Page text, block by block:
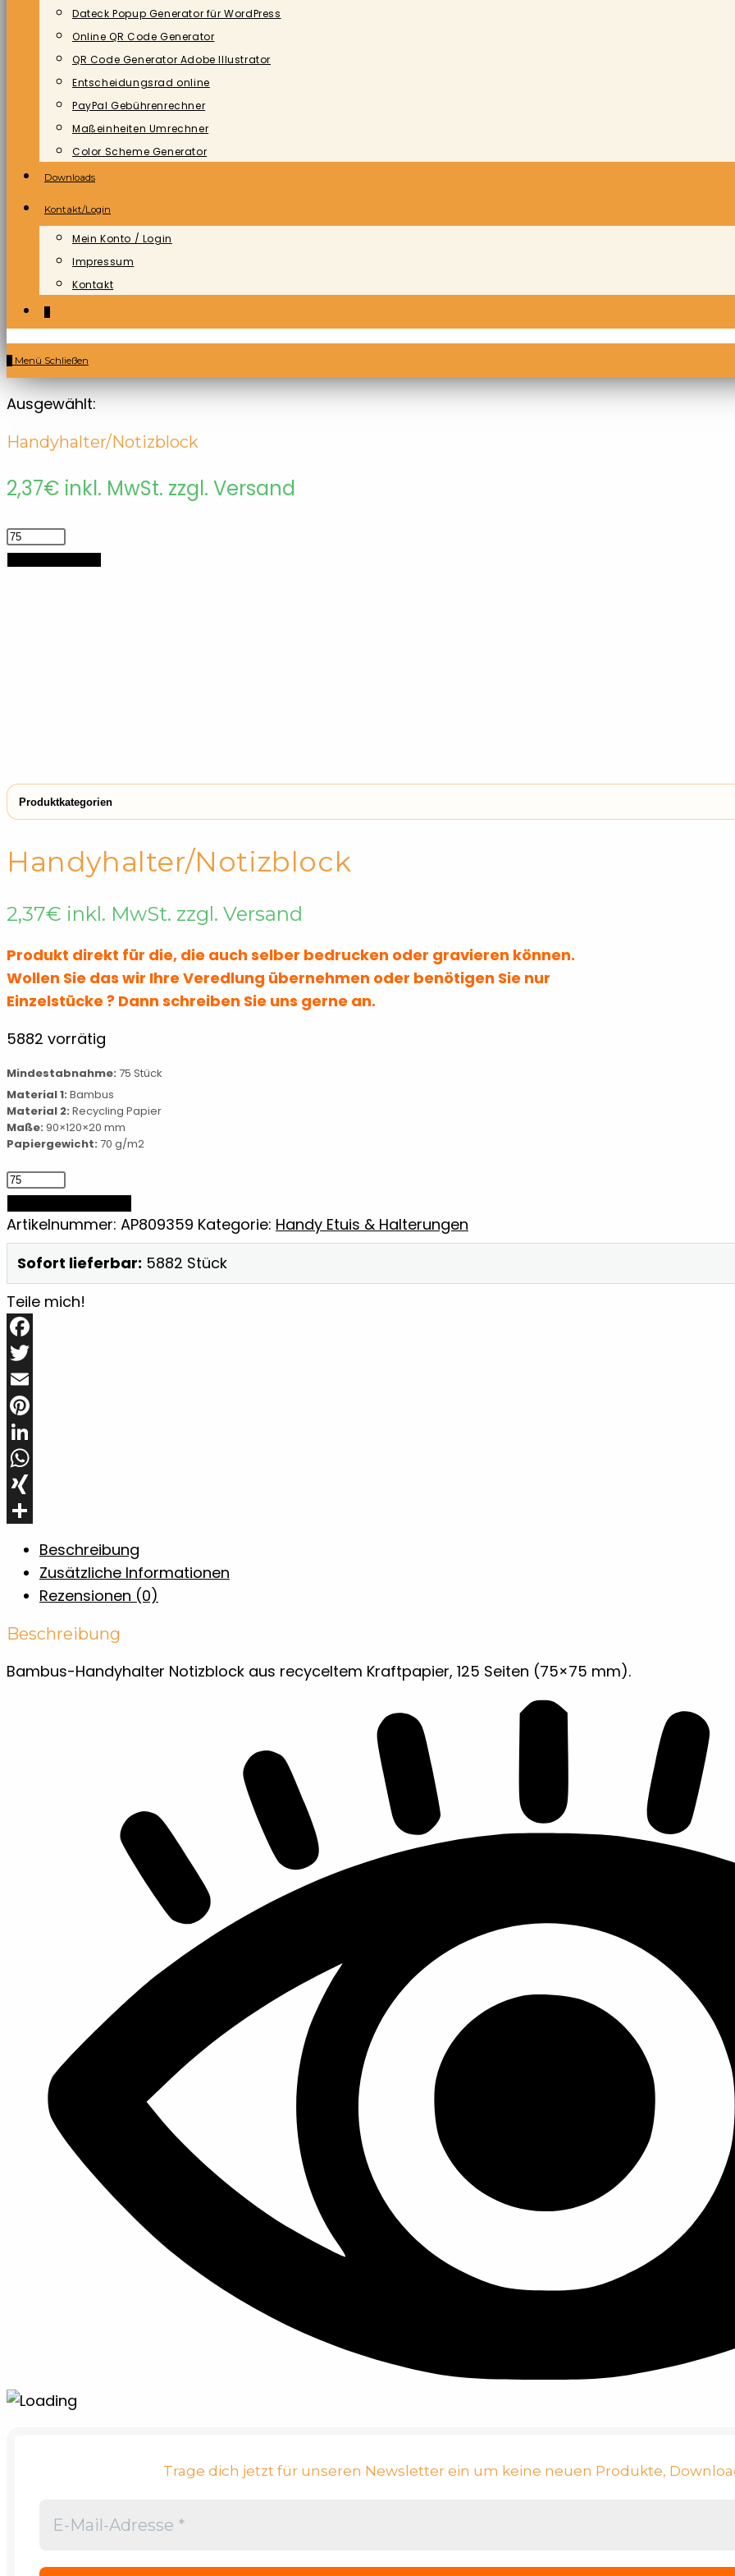
Dateck Popup Generator für WordPress
Online QR Code Generator
QR Code Generator Adobe Illustrator
Entscheidungsrad online
PayPal Gebührenrechner
Maßeinheiten Umrechner
Color Scheme Generator
Downloads
Kontakt/Login
Mein Konto / Login
Impressum
Kontakt
Menü Schließen
Ausgewählt:
Handyhalter/Notizblock
2,37€ inkl. MwSt. zzgl. Versand
Handyhalter/Notizblock
Menge
Produktkategorien
Notizzettel & HaftnotizenLineale & Lesezeichen Notizzettel & Haftnotizen
Handyhalter/Notizblock
2,37€ inkl. MwSt. zzgl. Versand
Produkt direkt für die, die auch selber bedrucken oder gravieren können.
Wollen Sie das wir Ihre Veredlung übernehmen oder benötigen Sie nur
Einzelstücke ? Dann schreiben Sie uns gerne an.
5882 vorrätig
Mindestabnahme: 75 Stück
Material 1: Bambus
Material 2: Recycling Papier
Maße: 90×120×20 mm
Papiergewicht: 70 g/m2
Handyhalter/Notizblock
Menge
Artikelnummer: AP809359 Kategorie: Handy Etuis & Halterungen
Sofort lieferbar: 5882 Stück
Teile mich!
Facebook
Twitter
Email
Pinterest
LinkedIn
WhatsApp
XING
Beschreibung
Zusätzliche Informationen
Rezensionen (0)
Beschreibung
Bambus-Handyhalter Notizblock aus recyceltem Kraftpapier, 125 Seiten (75×75 mm).
Trage dich jetzt für unseren Newsletter ein um keine neuen Produkte,